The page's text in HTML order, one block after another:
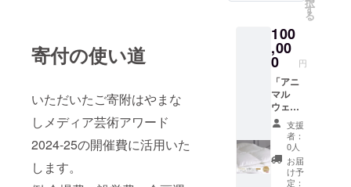
寄付の使い道
いただいたご寄附はやまな
しメディア芸術アワード
2024-25の開催費に活用いた
します。
な成分
で品質
に問題
はあり
ませ
ん。 直
射日
光、高
い温度
環境へ
の放置
や保存
をお避
け下さ
惜しま
ぬ手間
と愛情
が美味
しい地
鶏を作
りま
す。 地
鶏の様
子を見
ながら
暑さ寒
さに対
フード
環境へ
の影響
を抑え
ること
につな
がりま
す。ま
た、未
使用資
源に
は、卵
の機能
性を高
して三
七賢
180ml ■
原産地
山梨県
■原材
料・成
分・提
供サー
ビス詳
細 山梨
県産米
■内容量
八巻酒
があり
で、 梅
雨の頃
から夏
の間に
は一枚
づかい
で、冷
房によ
る冷え
過ぎを
防ぎ、
寒い季
節に
ダイヤ
モンド
がシン
プルか
つ上品
に胸元
を照ら
しま
す。 カ
ジュア
ルシー
ンには
勿論、
択
す
る
100
,00
0 円
「アニ
マル
ウェル
フェア
(快適性
に配慮
した家
畜の飼
養管
支援
者：
0人
お届
け予
定：